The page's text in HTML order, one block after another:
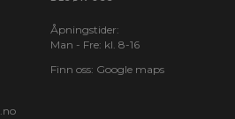
Åpningstider:
Man - Fre: kl. 8-16
Finn oss: Google maps